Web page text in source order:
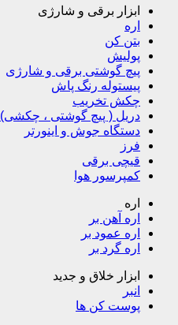
ابزار برقی و شارژی
اره
بتن کن
پولیش
پیچ گوشتی برقی و شارژی
پیستوله رنگ پاش
چکش تخریب
دریل ( پیچ گوشتی ، چکشی)
دستگاه جوش و اینورتر
فرز
قیچی برقی
کمپرسور هوا
اره
اره آهن بر
اره عمود بر
اره گرد بر
ابزار خلاق و جدید
انبر
پوست کن ها